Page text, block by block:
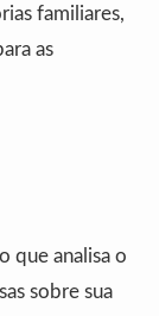
familiares,
as
que analisa o
sobre sua